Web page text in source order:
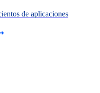
de aplicaciones